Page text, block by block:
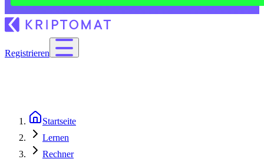
Registrieren
Startseite
Lernen
Rechner